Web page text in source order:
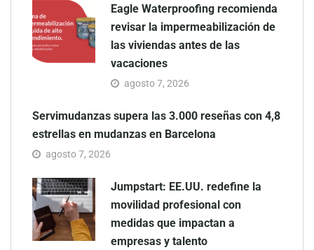
Eagle Waterproofing recomienda
revisar la impermeabilización de
las viviendas antes de las
vacaciones
agosto 7, 2026
Servimudanzas supera las 3.000 reseñas con 4,8
estrellas en mudanzas en Barcelona
agosto 7, 2026
Jumpstart: EE.UU. redefine la
movilidad profesional con
medidas que impactan a
empresas y talento